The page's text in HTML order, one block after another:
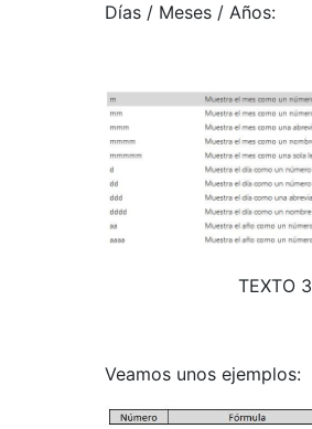
Días / Meses / Años:
TEXTO 3
Veamos unos ejemplos: